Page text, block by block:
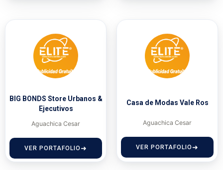
BIG BONDS Store Urbanos &
Ejecutivos
Aguachica Cesar
VER PORTAFOLIO
Casa de Modas Vale Ros
Aguachica Cesar
VER PORTAFOLIO